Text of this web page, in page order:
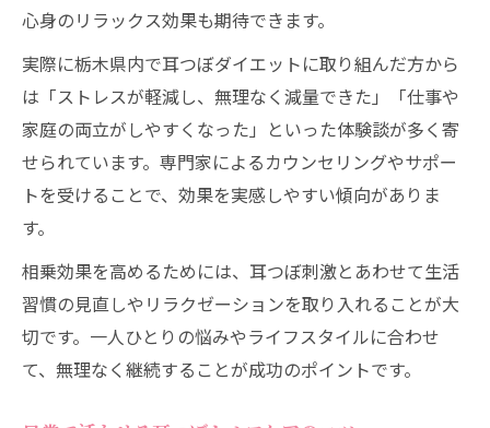
心身のリラックス効果も期待できます。
実際に栃木県内で耳つぼダイエットに取り組んだ方から
は「ストレスが軽減し、無理なく減量できた」「仕事や
家庭の両立がしやすくなった」といった体験談が多く寄
せられています。専門家によるカウンセリングやサポー
トを受けることで、効果を実感しやすい傾向がありま
す。
相乗効果を高めるためには、耳つぼ刺激とあわせて生活
習慣の見直しやリラクゼーションを取り入れることが大
切です。一人ひとりの悩みやライフスタイルに合わせ
て、無理なく継続することが成功のポイントです。